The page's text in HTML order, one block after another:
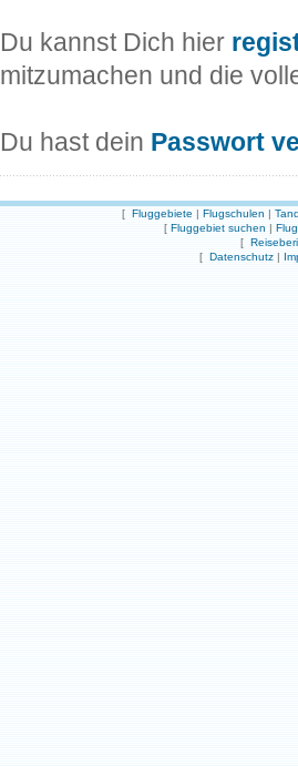
Du kannst Dich hier
mitzumachen und die
Du hast dein Passwort
[ Fluggebiete | Flugschulen |
[ Fluggebiet suchen |
[
[ Datenschutz |